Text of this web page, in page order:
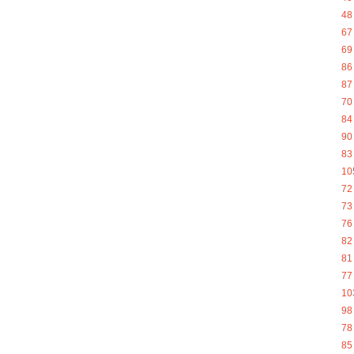
48
67
69
86
87
70
84
90
83
72
73
76
82
81
77
98
78
85